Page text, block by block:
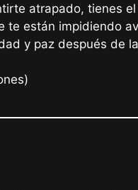
atrapado, tienes
te están impidiendo
y paz después de